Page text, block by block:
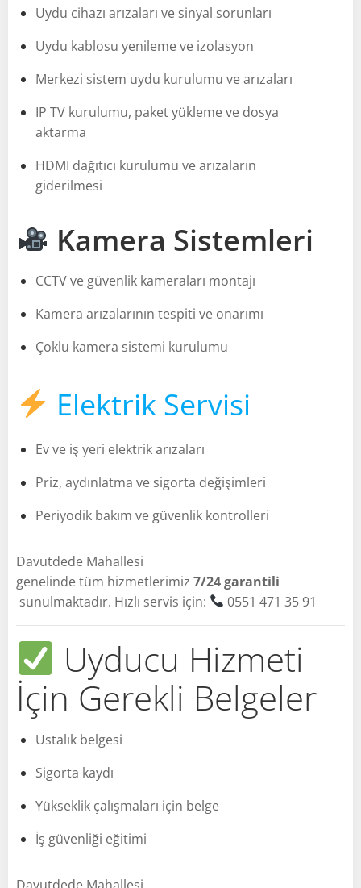
Uydu cihazı arızaları ve sinyal sorunları
Uydu kablosu yenileme ve izolasyon
Merkezi sistem uydu kurulumu ve arızaları
IP TV kurulumu, paket yükleme ve dosya
aktarma
HDMI dağıtıcı kurulumu ve arızaların
giderilmesi
Kamera Sistemleri
CCTV ve güvenlik kameraları montajı
Kamera arızalarının tespiti ve onarımı
Çoklu kamera sistemi kurulumu
Elektrik Servisi
Ev ve iş yeri elektrik arızaları
Priz, aydınlatma ve sigorta değişimleri
Periyodik bakım ve güvenlik kontrolleri
Davutdede Mahallesi
genelinde tüm hizmetlerimiz 7/24 garantili
sunulmaktadır. Hızlı servis için:
0551 471 35 91
Uyducu Hizmeti
İçin Gerekli Belgeler
Ustalık belgesi
Sigorta kaydı
Yükseklik çalışmaları için belge
İş güvenliği eğitimi